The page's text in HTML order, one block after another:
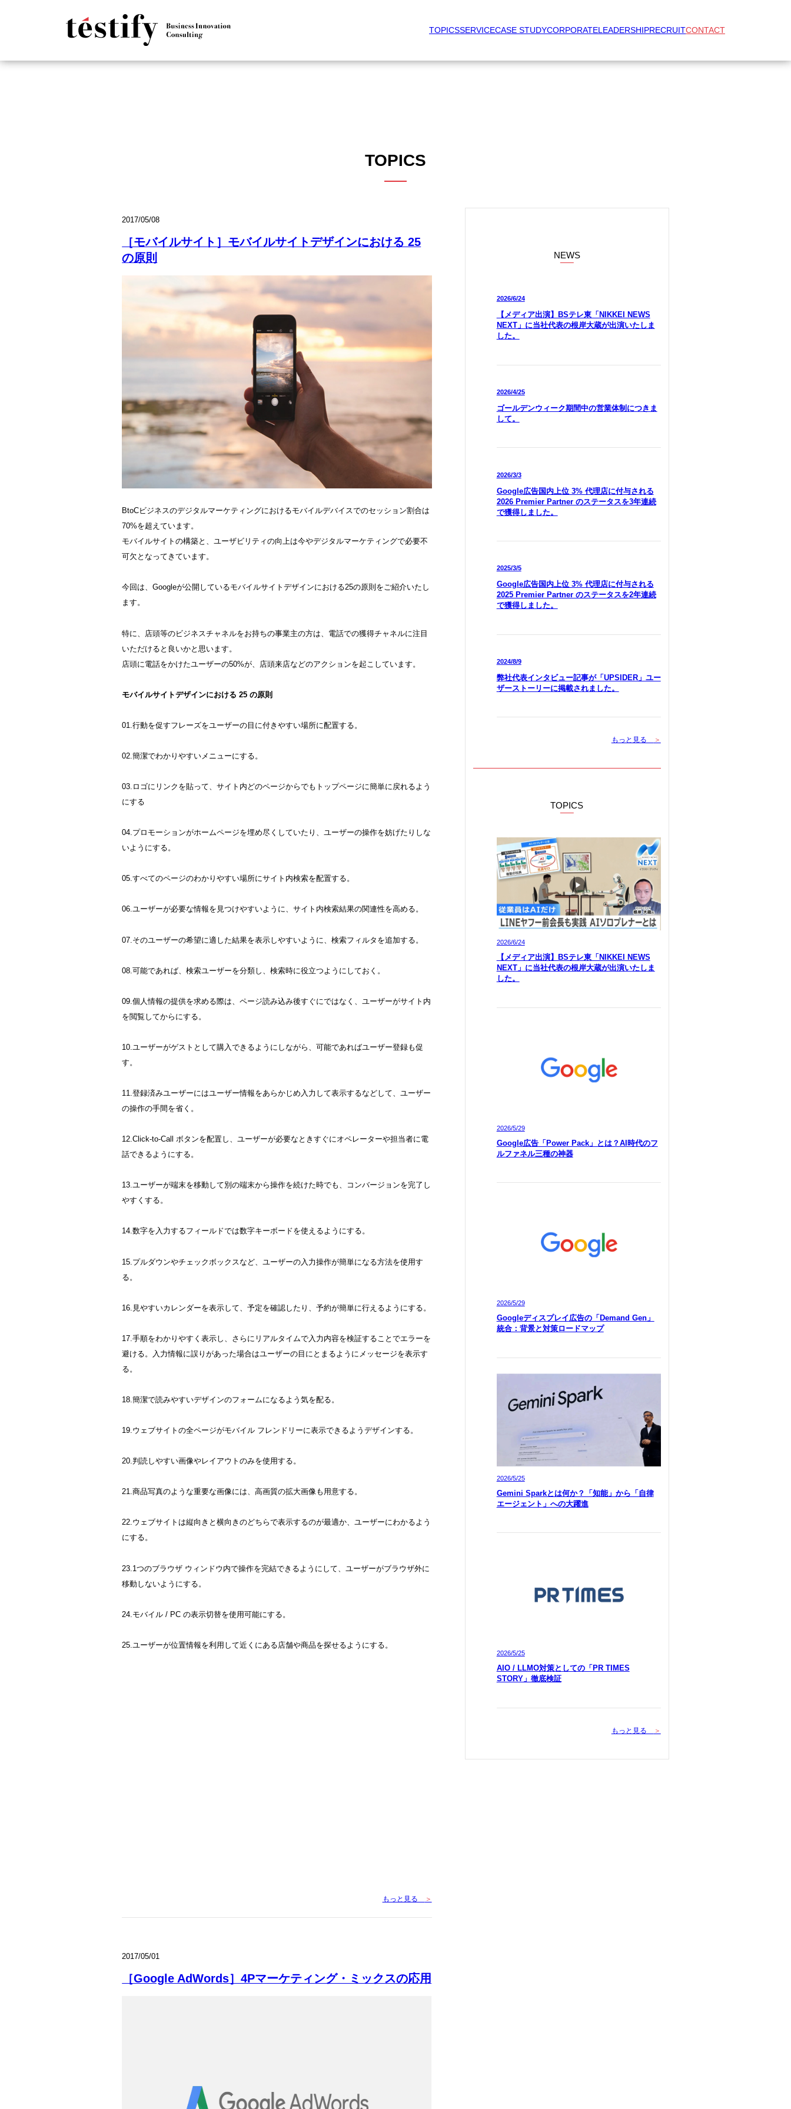
TOPICSSERVICECASE STUDYCORPORATELEADERSHIPRECRUITCONTACT
TOPICS
2017/05/08
［モバイルサイト］モバイルサイトデザインにおける 25
の原則
BtoCビジネスのデジタルマーケティングにおけるモバイルデバイスでのセッション割合は
70%を超えています。
モバイルサイトの構築と、ユーザビリティの向上は今やデジタルマーケティングで必要不
可欠となってきています。
今回は、Googleが公開しているモバイルサイトデザインにおける25の原則をご紹介いたし
ます。
特に、店頭等のビジネスチャネルをお持ちの事業主の方は、電話での獲得チャネルに注目
いただけると良いかと思います。
店頭に電話をかけたユーザーの50%が、店頭来店などのアクションを起こしています。
モバイルサイトデザインにおける 25 の原則
01.行動を促すフレーズをユーザーの目に付きやすい場所に配置する。
02.簡潔でわかりやすいメニューにする。
03.ロゴにリンクを貼って、サイト内どのページからでもトップページに簡単に戻れるよう
にする
04.プロモーションがホームページを埋め尽くしていたり、ユーザーの操作を妨げたりしな
いようにする。
05.すべてのページのわかりやすい場所にサイト内検索を配置する。
06.ユーザーが必要な情報を見つけやすいように、サイト内検索結果の関連性を高める。
07.そのユーザーの希望に適した結果を表示しやすいように、検索フィルタを追加する。
08.可能であれば、検索ユーザーを分類し、検索時に役立つようにしておく。
09.個人情報の提供を求める際は、ページ読み込み後すぐにではなく、ユーザーがサイト内
を閲覧してからにする。
10.ユーザーがゲストとして購入できるようにしながら、可能であればユーザー登録も促
す。
11.登録済みユーザーにはユーザー情報をあらかじめ入力して表示するなどして、ユーザー
の操作の手間を省く。
12.Click-to-Call ボタンを配置し、ユーザーが必要なときすぐにオペレーターや担当者に電
話できるようにする。
13.ユーザーが端末を移動して別の端末から操作を続けた時でも、コンバージョンを完了し
やすくする。
14.数字を入力するフィールドでは数字キーボードを使えるようにする。
15.プルダウンやチェックボックスなど、ユーザーの入力操作が簡単になる方法を使用す
る。
16.見やすいカレンダーを表示して、予定を確認したり、予約が簡単に行えるようにする。
17.手順をわかりやすく表示し、さらにリアルタイムで入力内容を検証することでエラーを
避ける。入力情報に誤りがあった場合はユーザーの目にとまるようにメッセージを表示す
る。
18.簡潔で読みやすいデザインのフォームになるよう気を配る。
19.ウェブサイトの全ページがモバイル フレンドリーに表示できるようデザインする。
20.判読しやすい画像やレイアウトのみを使用する。
21.商品写真のような重要な画像には、高画質の拡大画像も用意する。
22.ウェブサイトは縦向きと横向きのどちらで表示するのが最適か、ユーザーにわかるよう
にする。
23.1つのブラウザ ウィンドウ内で操作を完結できるようにして、ユーザーがブラウザ外に
移動しないようにする。
24.モバイル / PC の表示切替を使用可能にする。
25.ユーザーが位置情報を利用して近くにある店舗や商品を探せるようにする。
もっと見る ＞
2017/05/01
［Google AdWords］4Pマーケティング・ミックスの応用
NEWS
2026/6/24
【メディア出演】BSテレ東「NIKKEI NEWS
NEXT」に当社代表の根岸大蔵が出演いたしま
した。
2026/4/25
ゴールデンウィーク期間中の営業体制につきま
して。
2026/3/3
Google広告国内上位 3% 代理店に付与される
2026 Premier Partner のステータスを3年連続
で獲得しました。
2025/3/5
Google広告国内上位 3% 代理店に付与される
2025 Premier Partner のステータスを2年連続
で獲得しました。
2024/8/9
弊社代表インタビュー記事が「UPSIDER」ユー
ザーストーリーに掲載されました。
もっと見る ＞
TOPICS
2026/6/24
【メディア出演】BSテレ東「NIKKEI NEWS
NEXT」に当社代表の根岸大蔵が出演いたしま
した。
2026/5/29
Google広告「Power Pack」とは？AI時代のフ
ルファネル三種の神器
2026/5/29
Googleディスプレイ広告の「Demand Gen」
統合：背景と対策ロードマップ
2026/5/25
Gemini Sparkとは何か？「知能」から「自律
エージェント」への大躍進
2026/5/25
AIO / LLMO対策としての「PR TIMES
STORY」徹底検証
もっと見る ＞